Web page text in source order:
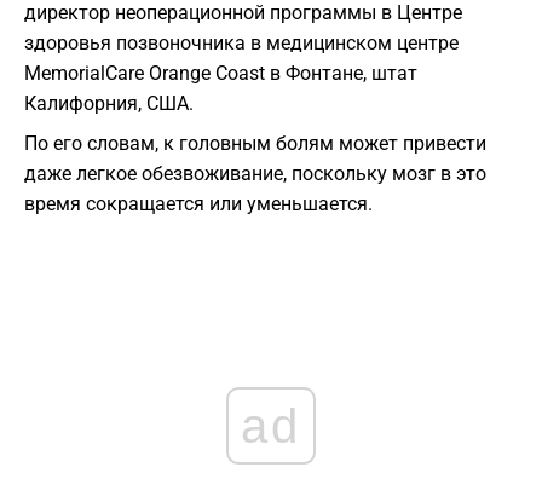
директор неоперационной программы в Центре
здоровья позвоночника в медицинском центре
MemorialCare Orange Coast в Фонтане, штат
Калифорния, США.
По его словам, к головным болям может привести
даже легкое обезвоживание, поскольку мозг в это
время сокращается или уменьшается.
ad